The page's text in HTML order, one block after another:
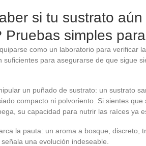
si tu sustrato
Pruebas simples
como un laboratorio para verificar
suficientes para asegurarse de que sigue
un puñado de sustrato: un sustrato
compacto ni polvoriento. Si sientes
su capacidad para nutrir las raíces ya
la pauta: un aroma a bosque, discreto,
una evolución indeseable.